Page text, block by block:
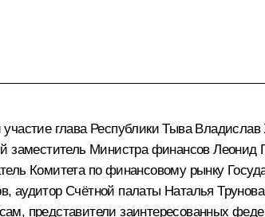
глава Республики Тыва Владислав
заместитель Министра финансов
Комитета по финансовому рынку
аудитор Счётной палаты Наталья
представители заинтересованных